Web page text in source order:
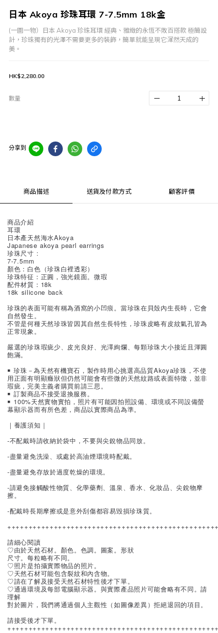
日本 Akoya 珍珠耳環 7-7.5mm 18k金
(一圖一物）日本 Akoya 珍珠耳環 經典、雅緻的永恆不敗百搭款 極簡設
計，珍珠獨有的光澤不需要更多的裝飾，簡單就能呈現它渾然天成的
美。
HK$2,280.00
數量
分享到
商品描述 送貨及付款方式 顧客評價
商品介紹
耳環
日本產天然海水Akoya
Japanese akoya pearl earrings
珍珠尺寸 :
7-7.5mm
顏色：白色（珍珠白裡透彩）
珍珠特征：正圓，強光鏡面。微瑕
配件材質：18k
18k silicone back
珍珠的表面可能有稱為酒窩的小凹痕。當珍珠在貝殼內生長時，它會
自然發生。
不管是何種天然珍珠皆因其自然生長特性，珍珠皮略有皮紋氣孔皆為
正常現象。
嚴選的珍珠瑕疵少、皮光良好、光澤絢爛、每顆珍珠大小接近且渾圓
飽滿。
￭ 珍珠－為天然有機寶石，製作時用心挑選高品質Akoya珍珠，不使
用正面有明顯癥狀但仍然可能會有些微的天然紋路或表面特徵，並非
瑕疵，完美主義者購買前請三思。
￭ 訂製商品不接受退換服務。
￭ 100%天然實物實拍，照片有可能因拍照設備、環境或不同設備螢
幕顯示器而有所色差，商品以實際商品為準。
｜養護須知｜
-不配戴時請收納於袋中，不要與尖銳物品同放。
-盡量避免洗澡、或處於高油煙環境時配戴。
-盡量避免存放於過度乾燥的環境。
-請避免接觸酸性物質、化學藥劑、溫泉、香水、化妝品、尖銳物摩
擦。
-配戴時長期摩擦或是意外刮傷都容易毀損珍珠質。
請細心閱讀
♡由於天然石材。顏色。色調。圖案。形狀
尺寸。每粒略有不同。
♡照片是拍攝實際物品的照片。
♡天然石材可能包含裂紋和內含物。
♡請在了解及接受天然石材特性後才下單。
♡通過環境及每部電腦顯示器。與實際產品照片可能會略有不同。請
理解
對於圖片，我們將通過個人主觀性（如圖像差異）拒絕退回的項目。
請接受後才下單。